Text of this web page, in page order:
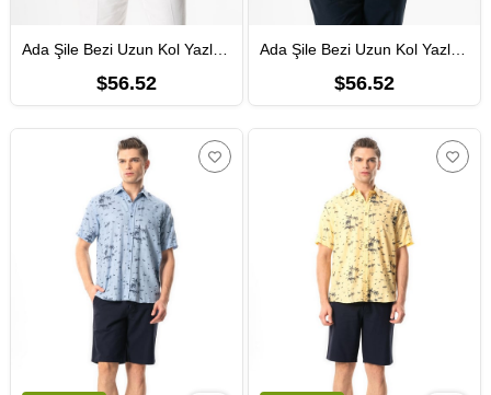
Ada Şile Bezi Uzun Kol Yazlık Erkek Gömlek Haki 3049
$56.52
Ada Şile Bezi Uzun Kol Yazlık Erkek Gömlek Açık Mavi 3074
$56.52